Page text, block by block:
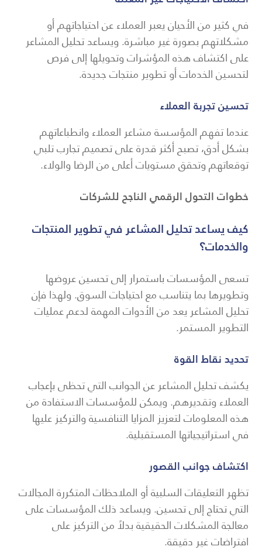
في كثير من الأحيان يعبر العملاء عن احتياجاتهم أو
مشكلاتهم بصورة غير مباشرة. ويساعد تحليل المشاعر
على اكتشاف هذه المؤشرات وتحويلها إلى فرص
لتحسين الخدمات أو تطوير منتجات جديدة.
تحسين تجربة العملاء
عندما تفهم المؤسسة مشاعر العملاء وانطباعاتهم
بشكل أدق، تصبح أكثر قدرة على تصميم تجارب تلبي
توقعاتهم وتحقق مستويات أعلى من الرضا والولاء.
خطوات التحول الرقمي الناجح للشركات
كيف يساعد تحليل المشاعر في تطوير المنتجات
والخدمات؟
تسعى المؤسسات باستمرار إلى تحسين عروضها
وتطويرها بما يتناسب مع احتياجات السوق. ولهذا فإن
تحليل المشاعر يعد من الأدوات المهمة لدعم عمليات
التطوير المستمر.
تحديد نقاط القوة
يكشف تحليل المشاعر عن الجوانب التي تحظى بإعجاب
العملاء وتقديرهم. ويمكن للمؤسسات الاستفادة من
هذه المعلومات لتعزيز المزايا التنافسية والتركيز عليها
في استراتيجياتها المستقبلية.
اكتشاف جوانب القصور
تظهر التعليقات السلبية أو الملاحظات المتكررة المجالات
التي تحتاج إلى تحسين. ويساعد ذلك المؤسسات على
معالجة المشكلات الحقيقية بدلاً من التركيز على
افتراضات غير دقيقة.